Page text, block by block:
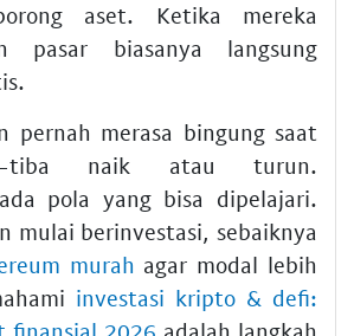
aset. Ketika mereka
pasar biasanya langsung
pernah merasa bingung saat
tiba naik atau turun.
pola yang bisa dipelajari.
mulai berinvestasi, sebaiknya
murah agar modal lebih
investasi kripto & defi: